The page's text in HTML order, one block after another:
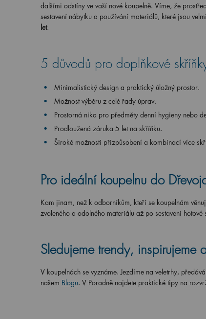
dalšími odstíny ve vaší nové koupelně. Víme, že
sestavení nábytku a používání materiálů, které jsou
let.
5 důvodů pro doplňkové
Minimalistický design a praktický úložný prostor.
Možnost výběru z celé řady úprav.
Prostorná nika pro předměty denní hygieny nebo
Prodloužená záruka 5 let na skříňku.
Široké možnosti přizpůsobení a kombinací více
Pro ideální koupelnu do
Kam jinam, než k odborníkům, kteří se koupelnám
zvoleného a odolného materiálu až po sestavení
Sledujeme trendy, inspirujeme
V koupelnách se vyznáme. Jezdíme na veletrhy,
našem Blogu. V Poradně najdete praktické tipy na